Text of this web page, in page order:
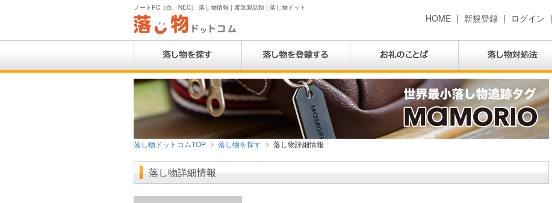
ノートPC（白、NEC） 落し物情報 | 電気製品類 | 落し物ドット
HOME | 新規登録 | ログイン |
落し物ドットコムTOP 落し物を探す 落し物詳細情報
落し物詳細情報